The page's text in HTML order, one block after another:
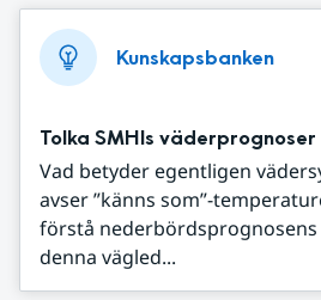
Kunskapsbanken
Tolka SMHIs väderprognoser
Vad betyder egentligen
avser ”känns som”-
förstå
denna vägled...